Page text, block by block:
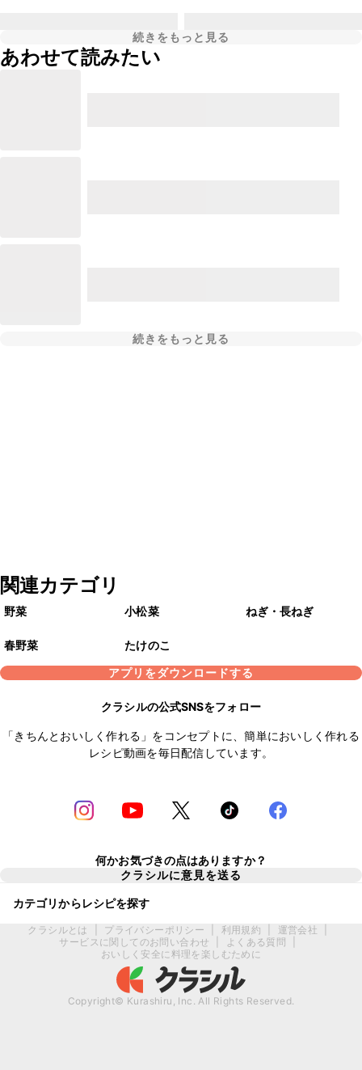
続きをもっと見る
あわせて読みたい
続きをもっと見る
関連カテゴリ
野菜 小松菜 ねぎ・長ねぎ
春野菜
たけのこ
アプリをダウンロードする
クラシルの公式SNSをフォロー
「きちんとおいしく作れる」をコンセプトに、簡単においしく作れる
レシピ動画を毎日配信しています。
何かお気づきの点はありますか？
クラシルに意見を送る
カテゴリからレシピを探す
クラシルとは プライバシーポリシー 利用規約 運営会社
サービスに関してのお問い合わせ
よくある質問
おいしく安全に料理を楽しむために
Copyright© Kurashiru, Inc. All Rights Reserved.